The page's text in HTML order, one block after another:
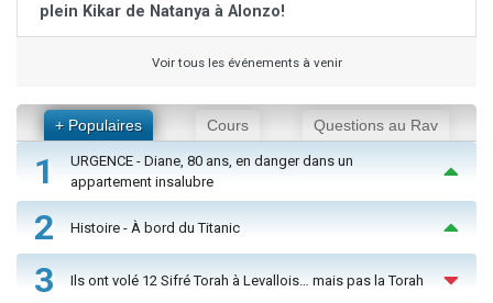
plein Kikar de Natanya à Alonzo!
Voir tous les événements à venir
+ Populaires Cours Questions au Rav
1
URGENCE - Diane, 80 ans, en danger dans un
appartement insalubre
2 Histoire - À bord du Titanic
3 Ils ont volé 12 Sifré Torah à Levallois… mais pas la Torah